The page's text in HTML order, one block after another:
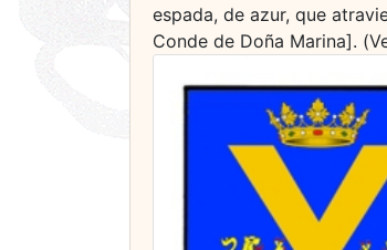
espada, de azur, que
Conde de Doña Marina].